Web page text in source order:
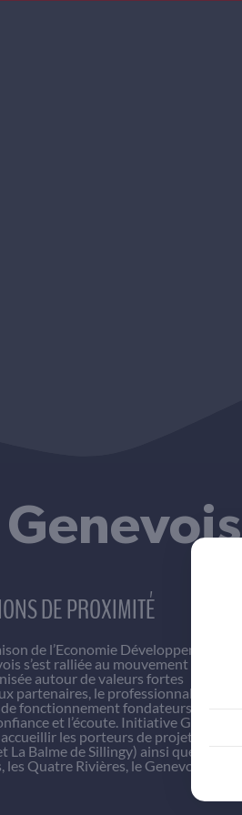
DE PROXIMITÉ
de l’Economie Développement et
s’est ralliée au mouvement national
autour de valeurs fortes
partenaires, le professionnalisme de
fonctionnement fondateurs tels que
et l’écoute. Initiative Genevois
les porteurs de projet
Balme de Sillingy) ainsi que 3
Quatre Rivières, le Genevois Haut-